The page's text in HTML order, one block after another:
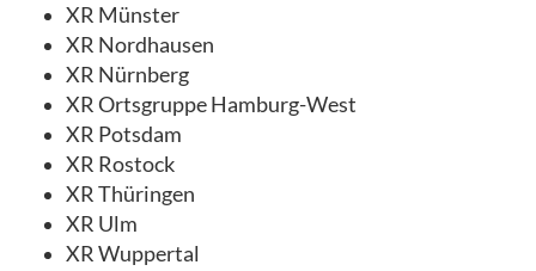
XR Münster
XR Nordhausen
XR Nürnberg
XR Ortsgruppe Hamburg-West
XR Potsdam
XR Rostock
XR Thüringen
XR Ulm
XR Wuppertal